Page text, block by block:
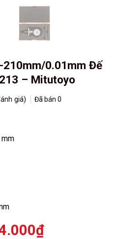
0.01mm Đế
– Mitutoyo
giá) Đã bán0
₫